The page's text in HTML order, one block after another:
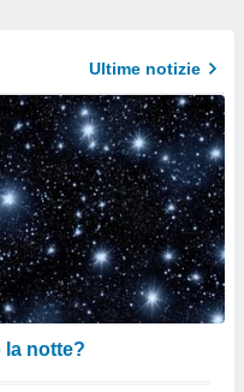
Ultime notizie
la notte?